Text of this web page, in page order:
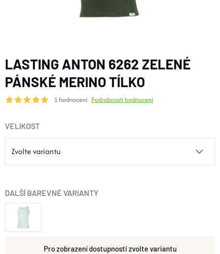
VYBAVENÍ
CYKLISTIKA
Doprava a platba
Reklamace
O nás
LASTING ANTON 6262 ZELENÉ
PÁNSKÉ MERINO TÍLKO
1 hodnocení Podrobnosti hodnocení
VELIKOST
zvolte variantu
DALŠÍ BAREVNÉ VARIANTY